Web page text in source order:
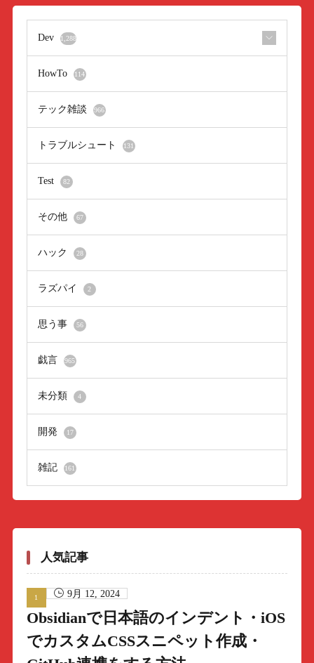
Dev 1,288
HowTo 114
テック雑談 966
トラブルシュート 131
Test 82
その他 67
ハック 28
ラズパイ 2
思う事 56
戯言 965
未分類 4
開発 17
雑記 161
人気記事
9月 12, 2024
Obsidianで日本語のインデント・iOS
でカスタムCSSスニペット作成・